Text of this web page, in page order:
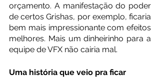
orçamento. A manifestação do poder
de certos Grishas, por exemplo, ficaria
bem mais impressionante com efeitos
melhores. Mais um dinheirinho para a
equipe de VFX não cairia mal.
Uma história que veio pra ficar